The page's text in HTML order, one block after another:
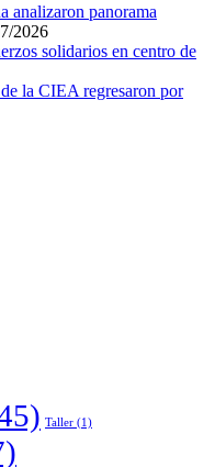
analizaron panorama
2026
solidarios en centro de
la CIEA regresaron por
Taller (1)